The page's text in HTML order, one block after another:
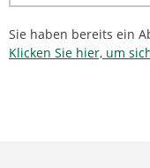
Sie haben bereits ein
Klicken Sie hier, um